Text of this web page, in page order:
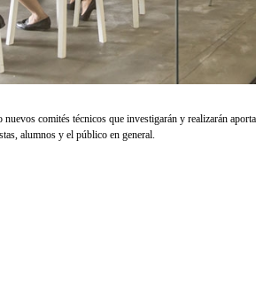
comités técnicos que investigarán y realizarán
alumnos y el público en general.